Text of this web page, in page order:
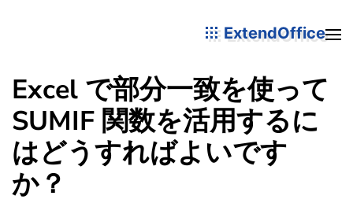
ExtendOffice
Excel で部分一致を使って
SUMIF 関数を活用するに
はどうすればよいです
か？